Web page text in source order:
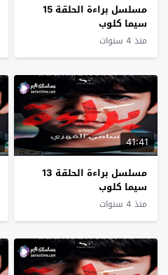
مسلسل براءة الحلقة 15
سيما كلوب
منذ 4 سنوات
41:41
مسلسل براءة الحلقة 13
سيما كلوب
منذ 4 سنوات